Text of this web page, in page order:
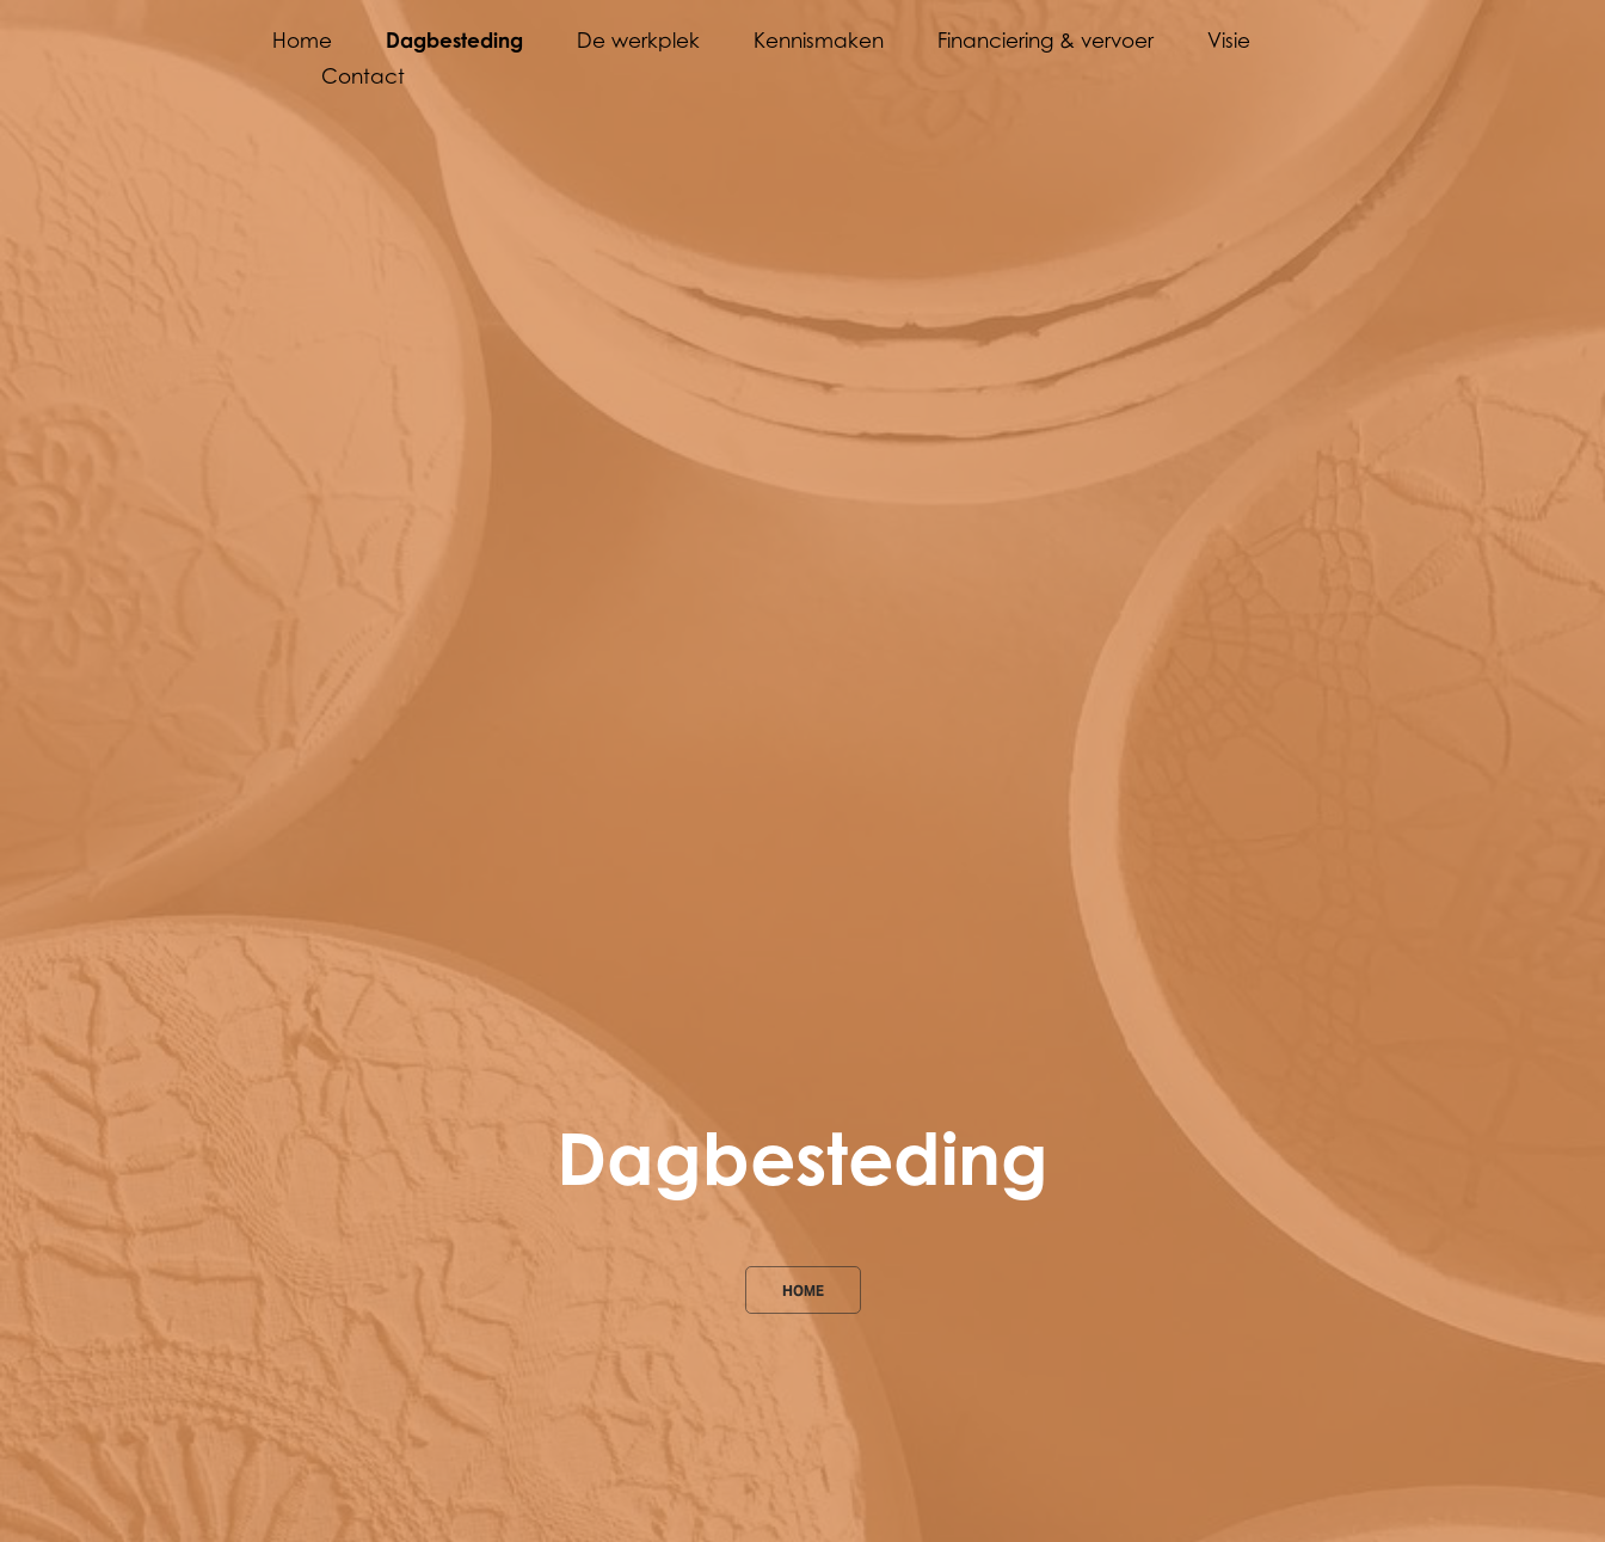
Home Dagbesteding De werkplek Kennismaken Financiering & vervoer
Visie
Contact
Dagbesteding
HOME